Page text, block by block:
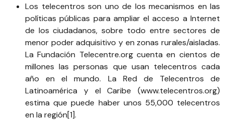
Los telecentros son uno de los mecanismos en las
políticas públicas para ampliar el acceso a Internet
de los ciudadanos, sobre todo entre sectores de
menor poder adquisitivo y en zonas rurales/aisladas.
La Fundación Telecentre.org cuenta en cientos de
millones las personas que usan telecentros cada
año en el mundo. La Red de Telecentros de
Latinoamérica y el Caribe (www.telecentros.org)
estima que puede haber unos 55,000 telecentros
en la región[1].